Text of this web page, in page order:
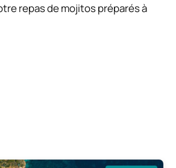
repas de mojitos préparés à